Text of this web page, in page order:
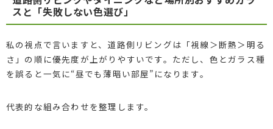
スと「失敗しない色選び」
私の視点で言いますと、道路側リビングは「視線＞断熱＞明る
さ」の順に優先度が上がりやすいです。ただし、色とガラス種
を誤ると一気に“昼でも薄暗い部屋”になります。
代表的な組み合わせを整理します。